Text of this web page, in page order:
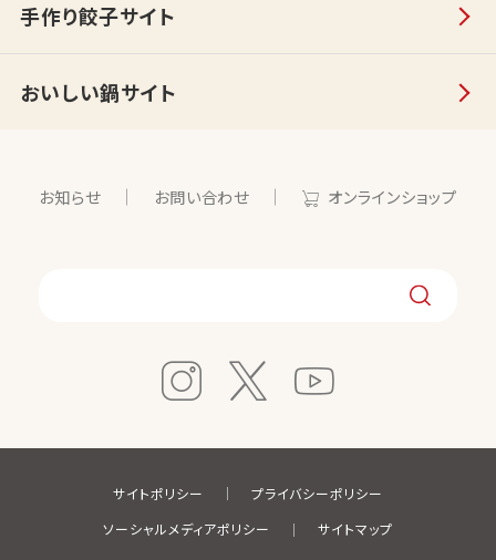
手作り餃子サイト
おいしい鍋サイト
お知らせ お問い合わせ オンラインショップ
サイトポリシー
プライバシーポリシー
ソーシャルメディアポリシー
サイトマップ